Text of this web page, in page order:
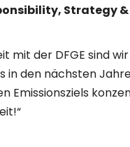
Strategy &
mit der DFGE sind
in den nächsten
Emissionsziels